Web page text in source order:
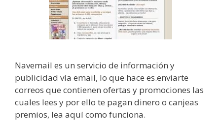
Navemail es un servicio de información y
publicidad vía email, lo que hace es.enviarte
correos que contienen ofertas y promociones las
cuales lees y por ello te pagan dinero o canjeas
premios, lea aquí como funciona.